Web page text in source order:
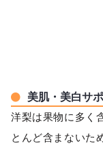
美肌・美白サ
洋梨は果物に多く
とんど含まないた